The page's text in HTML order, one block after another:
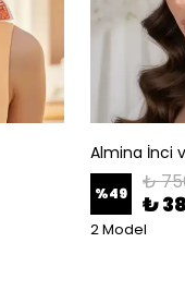
Almina İnci
%49 ₺
₺
2 Model